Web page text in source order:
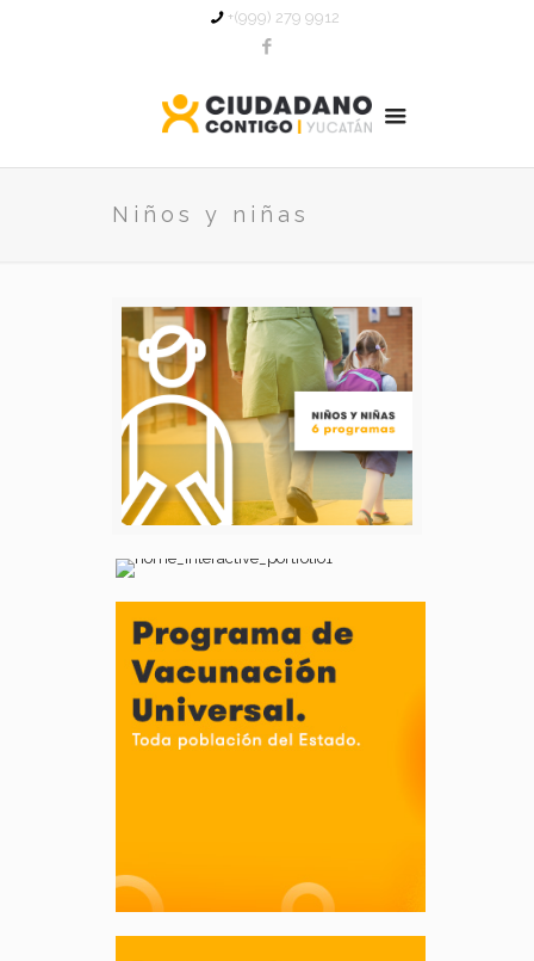
+(999) 279 9912
Niños y niñas